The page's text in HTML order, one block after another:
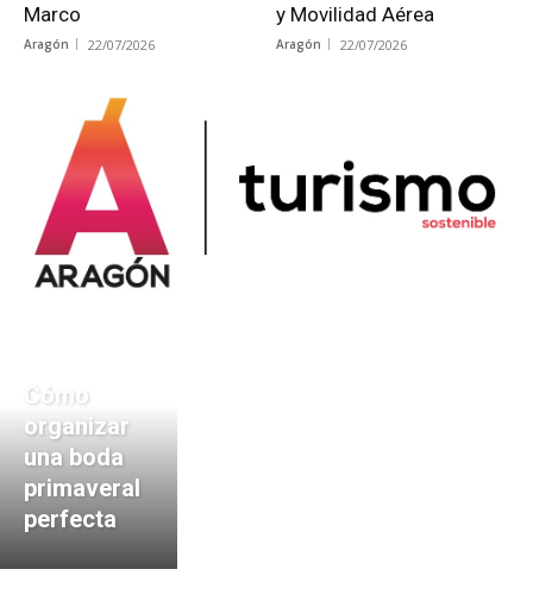
Marco
Aragón 22/07/2026
y Movilidad Aérea
Aragón 22/07/2026
Cómo
organizar
una boda
primaveral
perfecta